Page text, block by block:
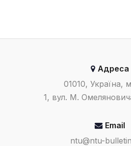
Адреса
01010, Україна,
1, вул. М.
Email
ntu@ntu-